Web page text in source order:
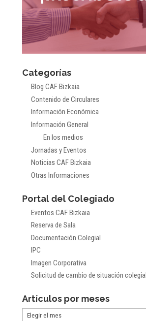
Categorías
Blog CAF Bizkaia
Contenido de Circulares
Información Económica
Información General
En los medios
Jornadas y Eventos
Noticias CAF Bizkaia
Otras Informaciones
Portal del Colegiado
Eventos CAF Bizkaia
Reserva de Sala
Documentación Colegial
IPC
Imagen Corporativa
Solicitud de cambio de situación colegial
Artículos por meses
Artículos